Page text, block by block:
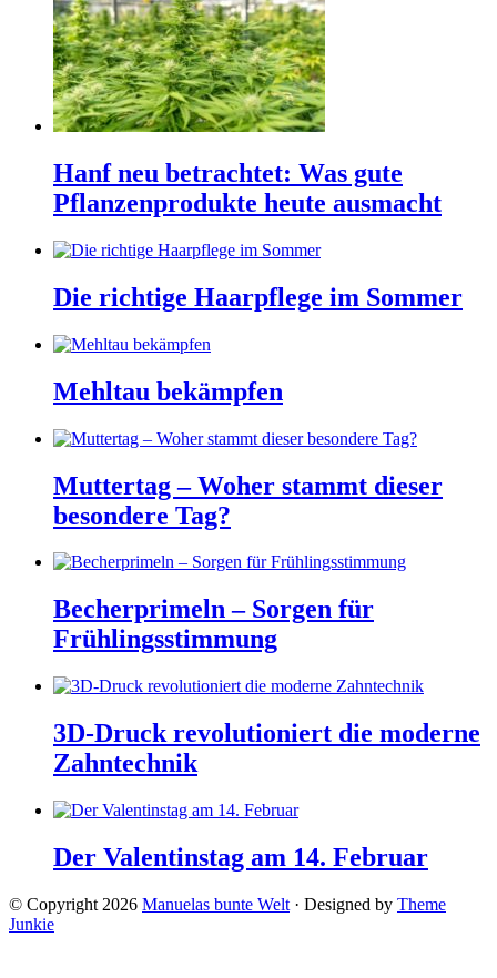
Hanf neu betrachtet: Was gute
Pflanzenprodukte heute ausmacht
Die richtige Haarpflege im Sommer
Mehltau bekämpfen
Muttertag – Woher stammt dieser
besondere Tag?
Becherprimeln – Sorgen für
Frühlingsstimmung
3D-Druck revolutioniert die moderne
Zahntechnik
Der Valentinstag am 14. Februar
© Copyright 2026 Manuelas bunte Welt · Designed by Theme
Junkie